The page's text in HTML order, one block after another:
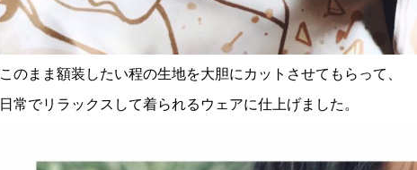
このまま額装したい程の生地を大胆にカットさせてもらって、
日常でリラックスして着られるウェアに仕上げました。